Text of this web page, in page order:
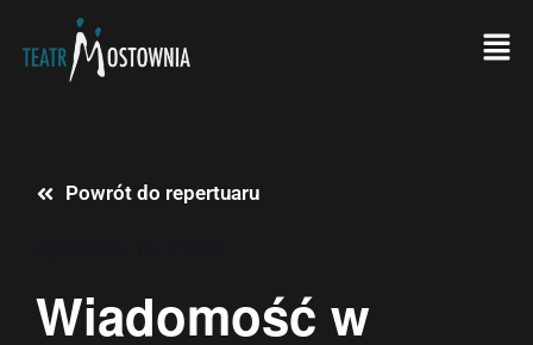
Powrót do repertuaru
Wiadomość w